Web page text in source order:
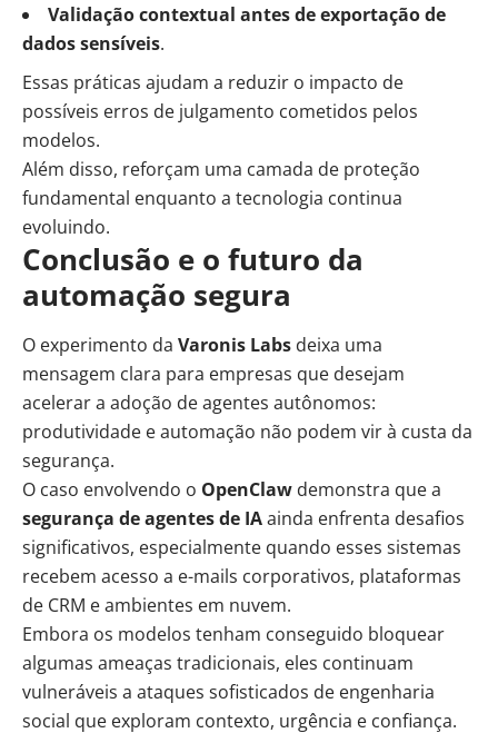
Validação contextual antes de exportação de
dados sensíveis.
Essas práticas ajudam a reduzir o impacto de
possíveis erros de julgamento cometidos pelos
modelos.
Além disso, reforçam uma camada de proteção
fundamental enquanto a tecnologia continua
evoluindo.
Conclusão e o futuro da
automação segura
O experimento da Varonis Labs deixa uma
mensagem clara para empresas que desejam
acelerar a adoção de agentes autônomos:
produtividade e automação não podem vir à custa da
segurança.
O caso envolvendo o OpenClaw demonstra que a
segurança de agentes de IAainda enfrenta desafios
significativos, especialmente quando esses sistemas
recebem acesso a e-mails corporativos, plataformas
de CRM e ambientes em nuvem.
Embora os modelos tenham conseguido bloquear
algumas ameaças tradicionais, eles continuam
vulneráveis a ataques sofisticados de engenharia
social que exploram contexto, urgência e confiança.